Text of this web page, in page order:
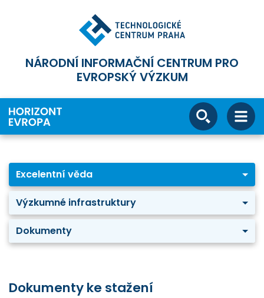
NÁRODNÍ INFORMAČNÍ CENTRUM PRO
EVROPSKÝ VÝZKUM
Excelentní věda
Výzkumné infrastruktury
Dokumenty
Dokumenty ke stažení